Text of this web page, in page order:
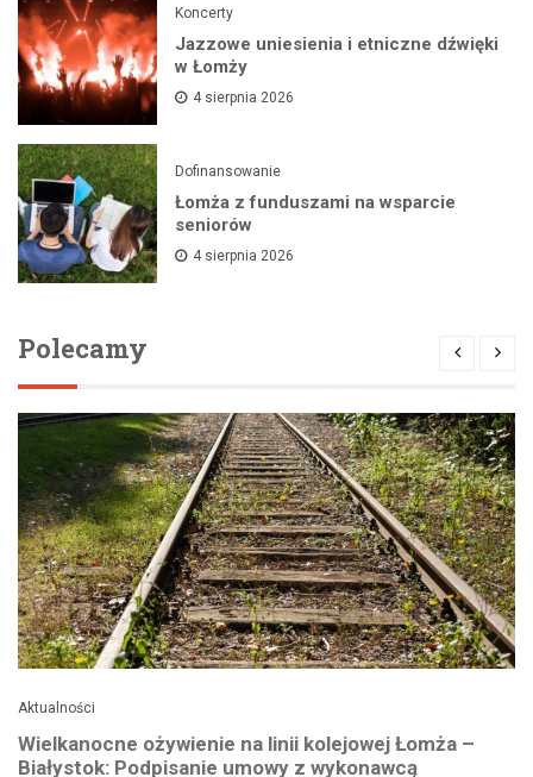
Koncerty
Jazzowe uniesienia i etniczne dźwięki
w Łomży
4 sierpnia 2026
Dofinansowanie
Łomża z funduszami na wsparcie
seniorów
4 sierpnia 2026
Polecamy
Aktualności
Wielkanocne ożywienie na linii kolejowej Łomża –
Białystok: Podpisanie umowy z wykonawcą